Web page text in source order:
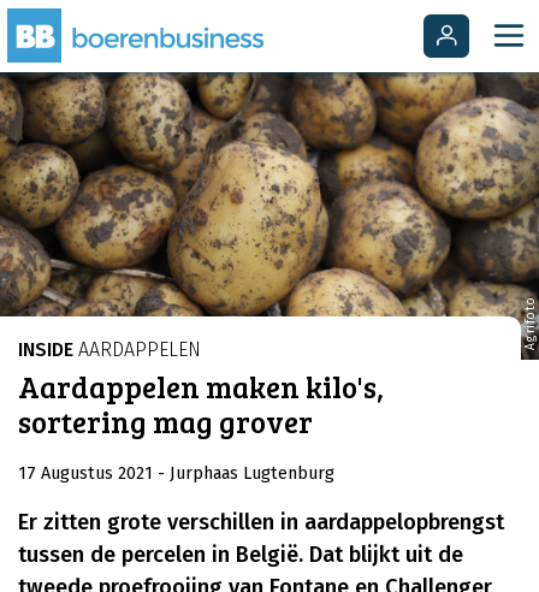
Agrifoto
INSIDE AARDAPPELEN
Aardappelen maken kilo's,
sortering mag grover
17 Augustus 2021 - Jurphaas Lugtenburg
Er zitten grote verschillen in aardappelopbrengst
tussen de percelen in België. Dat blijkt uit de